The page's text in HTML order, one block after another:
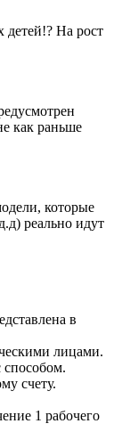
На рост
как раньше
которые
реально идут
в
лицами.
счету.
1 рабочего